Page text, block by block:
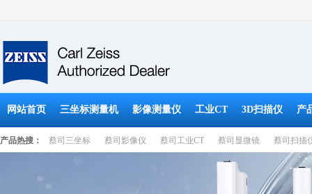
网站首页 三坐标测量机 影像测量仪 工业CT 3D扫描仪 产
产品热搜： 蔡司三坐标 蔡司影像仪 蔡司工业CT 蔡司显微镜 蔡司扫描